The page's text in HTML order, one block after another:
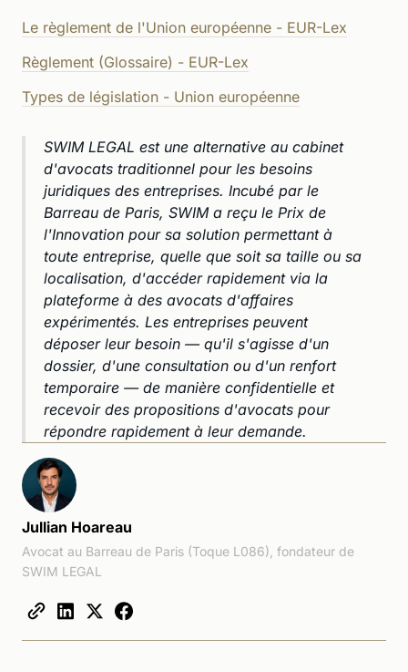
Le règlement de l'Union européenne - EUR-Lex
Règlement (Glossaire) - EUR-Lex
Types de législation - Union européenne
SWIM LEGAL est une alternative au cabinet
d'avocats traditionnel pour les besoins
juridiques des entreprises. Incubé par le
Barreau de Paris, SWIM a reçu le Prix de
l'Innovation pour sa solution permettant à
toute entreprise, quelle que soit sa taille ou sa
localisation, d'accéder rapidement via la
plateforme à des avocats d'affaires
expérimentés. Les entreprises peuvent
déposer leur besoin — qu'il s'agisse d'un
dossier, d'une consultation ou d'un renfort
temporaire — de manière confidentielle et
recevoir des propositions d'avocats pour
répondre rapidement à leur demande.
Jullian Hoareau
Avocat au Barreau de Paris (Toque L086), fondateur de
SWIM LEGAL